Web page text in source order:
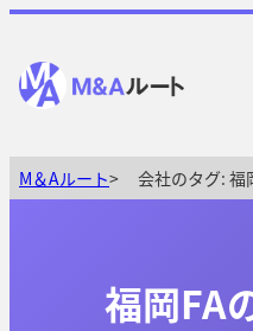
M＆Aルート 会社のタグ: 福
福岡FA